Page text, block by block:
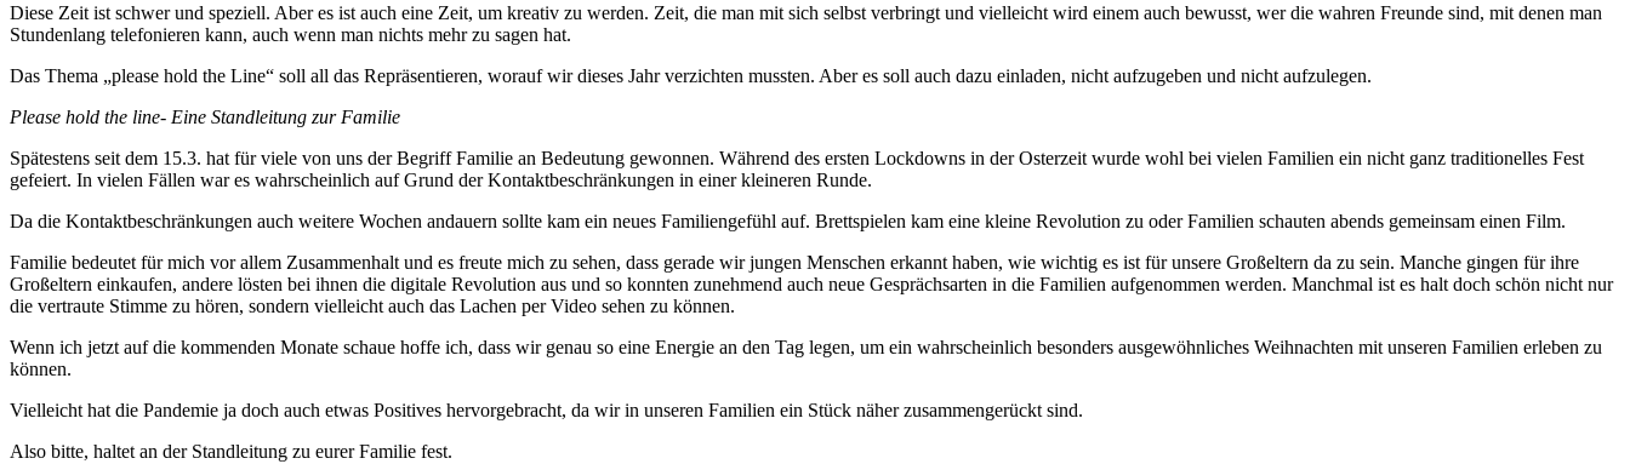
Diese Zeit ist schwer und speziell. Aber es ist auch eine Zeit, um kreativ zu werden. Zeit, die man mit sich selbst verbringt und vielleicht wird einem auch bewusst, wer die wahren Freunde sind, mit denen man
Stundenlang telefonieren kann, auch wenn man nichts mehr zu sagen hat.
Das Thema „please hold the Line“ soll all das Repräsentieren, worauf wir dieses Jahr verzichten mussten. Aber es soll auch dazu einladen, nicht aufzugeben und nicht aufzulegen.
Please hold the line- Eine Standleitung zur Familie
Spätestens seit dem 15.3. hat für viele von uns der Begriff Familie an Bedeutung gewonnen. Während des ersten Lockdowns in der Osterzeit wurde wohl bei vielen Familien ein nicht ganz traditionelles Fest
gefeiert. In vielen Fällen war es wahrscheinlich auf Grund der Kontaktbeschränkungen in einer kleineren Runde.
Da die Kontaktbeschränkungen auch weitere Wochen andauern sollte kam ein neues Familiengefühl auf. Brettspielen kam eine kleine Revolution zu oder Familien schauten abends gemeinsam einen Film.
Familie bedeutet für mich vor allem Zusammenhalt und es freute mich zu sehen, dass gerade wir jungen Menschen erkannt haben, wie wichtig es ist für unsere Großeltern da zu sein. Manche gingen für ihre
Großeltern einkaufen, andere lösten bei ihnen die digitale Revolution aus und so konnten zunehmend auch neue Gesprächsarten in die Familien aufgenommen werden. Manchmal ist es halt doch schön nicht nur
die vertraute Stimme zu hören, sondern vielleicht auch das Lachen per Video sehen zu können.
Wenn ich jetzt auf die kommenden Monate schaue hoffe ich, dass wir genau so eine Energie an den Tag legen, um ein wahrscheinlich besonders ausgewöhnliches Weihnachten mit unseren Familien erleben zu
können.
Vielleicht hat die Pandemie ja doch auch etwas Positives hervorgebracht, da wir in unseren Familien ein Stück näher zusammengerückt sind.
Also bitte, haltet an der Standleitung zu eurer Familie fest.